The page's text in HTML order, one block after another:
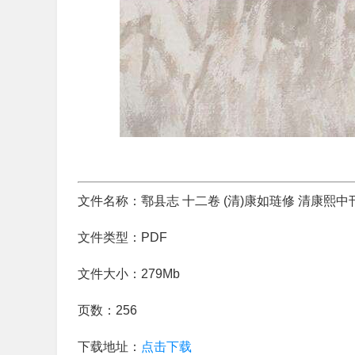
文件名称：鄠县志 十二卷 (清)康如琏修 清康熙中
文件类型：PDF
文件大小：279Mb
页数：256
下载地址： 点击下载